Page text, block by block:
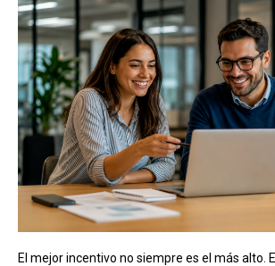
El mejor incentivo no siempre es el más alto.